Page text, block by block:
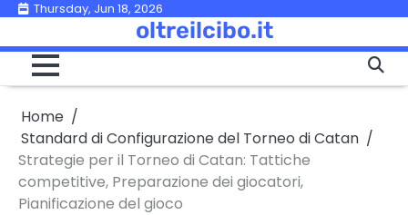
Skip
content
Thursday, Jun 18, 2026
oltreilcibo.it
Home
Standard di Configurazione del Torneo di Catan
Strategie per il Torneo di Catan: Tattiche
competitive, Preparazione dei giocatori,
Pianificazione del gioco